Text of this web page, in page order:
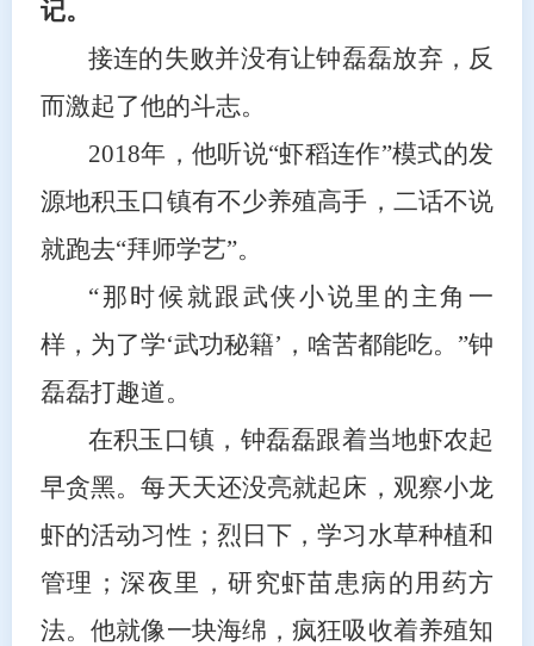
记。
接连的失败并没有让钟磊磊放弃，反
而激起了他的斗志。
2018年，他听说“虾稻连作”模式的发
源地积玉口镇有不少养殖高手，二话不说
就跑去“拜师学艺”。
“那时候就跟武侠小说里的主角一
样，为了学‘武功秘籍’，啥苦都能吃。”钟
磊磊打趣道。
在积玉口镇，钟磊磊跟着当地虾农起
早贪黑。每天天还没亮就起床，观察小龙
虾的活动习性；烈日下，学习水草种植和
管理；深夜里，研究虾苗患病的用药方
法。他就像一块海绵，疯狂吸收着养殖知